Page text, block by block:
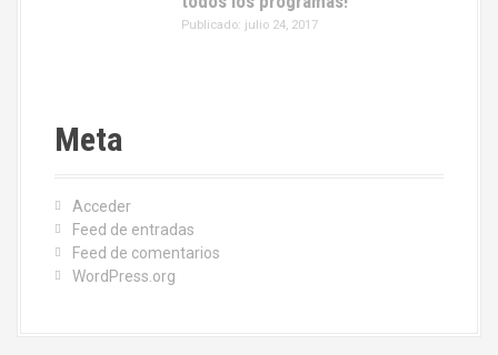
Publicado: julio 24, 2017
Meta
Acceder
Feed de entradas
Feed de comentarios
WordPress.org